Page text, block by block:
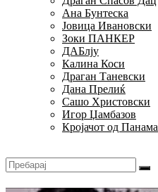
Ана Бунтеска
Јовица Ивановски
Зоки ПАНКЕР
ДАБлју
Калина Коси
Драган Таневски
Дана Прелиќ
Сашо Христовски
Игор Џамбазов
Кројачот од Панама